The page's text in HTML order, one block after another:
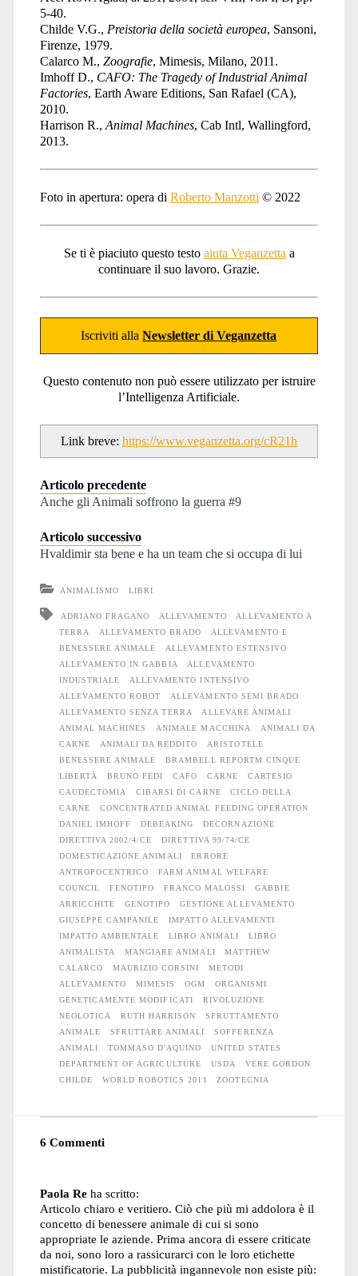
5-40.
Childe V.G., Preistoria della società europea, Sansoni,
Firenze, 1979.
Calarco M., Zoografie, Mimesis, Milano, 2011.
Imhoff D., CAFO: The Tragedy of Industrial Animal
Factories, Earth Aware Editions, San Rafael (CA),
2010.
Harrison R., Animal Machines, Cab Intl, Wallingford,
2013.
Foto in apertura: opera di Roberto Manzotti © 2022
Se ti è piaciuto questo testo aiuta Veganzetta a
continuare il suo lavoro. Grazie.
Iscriviti allaNewsletter di Veganzetta
Questo contenuto non può essere utilizzato per istruire
l’Intelligenza Artificiale.
Link breve: https://www.veganzetta.org/cR21h
Articolo precedente
Anche gli Animali soffrono la guerra #9
Articolo successivo
Hvaldimir sta bene e ha un team che si occupa di lui
ANIMALISMO LIBRI
ADRIANO FRAGANO ALLEVAMENTO
ALLEVAMENTO A
TERRA
ALLEVAMENTO BRADO
ALLEVAMENTO E
BENESSERE ANIMALE
ALLEVAMENTO ESTENSIVO
ALLEVAMENTO IN GABBIA
ALLEVAMENTO
INDUSTRIALE
ALLEVAMENTO INTENSIVO
ALLEVAMENTO ROBOT
ALLEVAMENTO SEMI BRADO
ALLEVAMENTO SENZA TERRA
ALLEVARE ANIMALI
ANIMAL MACHINES
ANIMALE MACCHINA
ANIMALI DA
CARNE
ANIMALI DA REDDITO
ARISTOTELE
BENESSERE ANIMALE
BRAMBELL REPORTM CINQUE
LIBERTÀ
BRUNO FEDI CAFO CARNE
CARTESIO
CAUDECTOMIA
CIBARSI DI CARNE
CICLO DELLA
CARNE
CONCENTRATED ANIMAL FEEDING OPERATION
DANIEL IMHOFF
DEBEAKING
DECORNAZIONE
DIRETTIVA 2002/4/CE
DIRETTIVA 99/74/CE
DOMESTICAZIONE ANIMALI
ERRORE
ANTROPOCENTRICO
FARM ANIMAL WELFARE
COUNCIL
FENOTIPO FRANCO MALOSSI
GABBIE
ARRICCHITE
GENOTIPO
GESTIONE ALLEVAMENTO
GIUSEPPE CAMPANILE
IMPATTO ALLEVAMENTI
IMPATTO AMBIENTALE
LIBRO ANIMALI
LIBRO
ANIMALISTA
MANGIARE ANIMALI
MATTHEW
CALARCO
MAURIZIO CORSINI
METODI
ALLEVAMENTO
MIMESIS OGM
ORGANISMI
GENETICAMENTE MODIFICATI
RIVOLUZIONE
NEOLOTICA
RUTH HARRISON
SFRUTTAMENTO
ANIMALE
SFRUTTARE ANIMALI
SOFFERENZA
ANIMALI
TOMMASO D'AQUINO
UNITED STATES
DEPARTMENT OF AGRICULTURE
USDA
VERE GORDON
CHILDE
WORLD ROBOTICS 2011 ZOOTECNIA
6 Commenti
Paola Re ha scritto:
Articolo chiaro e veritiero. Ciò che più mi addolora è il
concetto di benessere animale di cui si sono
appropriate le aziende. Prima ancora di essere criticate
da noi, sono loro a rassicurarci con le loro etichette
mistificatorie. La pubblicità ingannevole non esiste più: